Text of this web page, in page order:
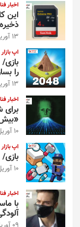
اخبار
13 آوریل 2024
اپ بازار
را
13 آوریل 2024
اخبار
10 آوریل 2024
اپ بازار
بازی/ Hide.io؛ از چشم بقیه پنهان شوید
10 آوریل 2024
اخبار
با